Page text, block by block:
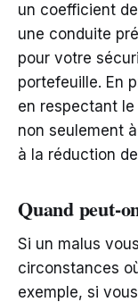
un coefficient
une conduite
pour votre
portefeuille. En
en respectant
non seulement
à la réduction
Quand peut-
Si un malus
circonstances
exemple, si